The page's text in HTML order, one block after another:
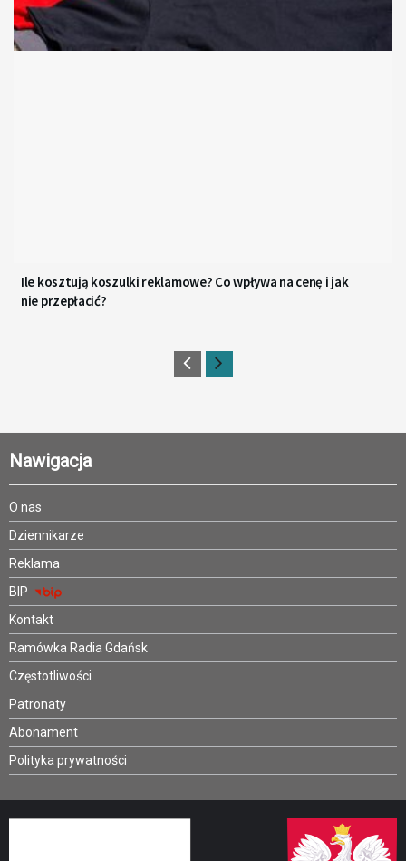
Ile kosztują koszulki reklamowe? Co wpływa na cenę i jak
nie przepłacić?
Nawigacja
O nas
Dziennikarze
Reklama
BIP
Kontakt
Ramówka Radia Gdańsk
Częstotliwości
Patronaty
Abonament
Polityka prywatności